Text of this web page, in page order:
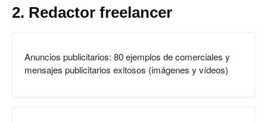
2. Redactor freelancer
Anuncios publicitarios: 80 ejemplos de comerciales y
mensajes publicitarios exitosos (imágenes y vídeos)